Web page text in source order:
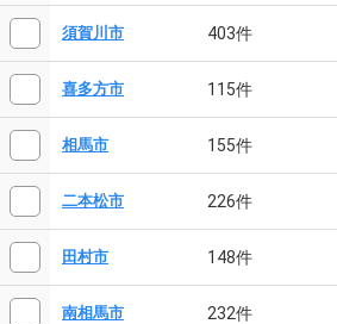
須賀川市 403件
喜多方市 115件
相馬市 155件
二本松市 226件
田村市 148件
南相馬市 232件